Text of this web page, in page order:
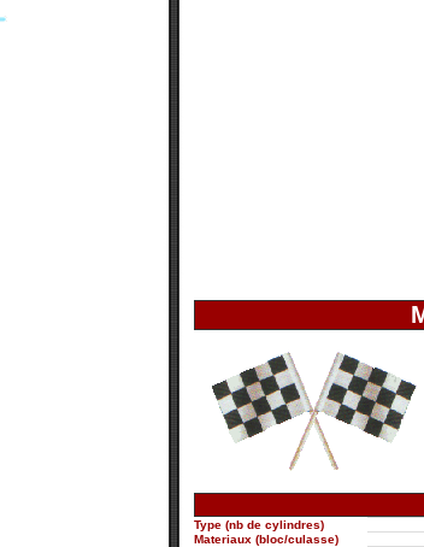
Type (nb de cylindres)
Materiaux (bloc/culasse)